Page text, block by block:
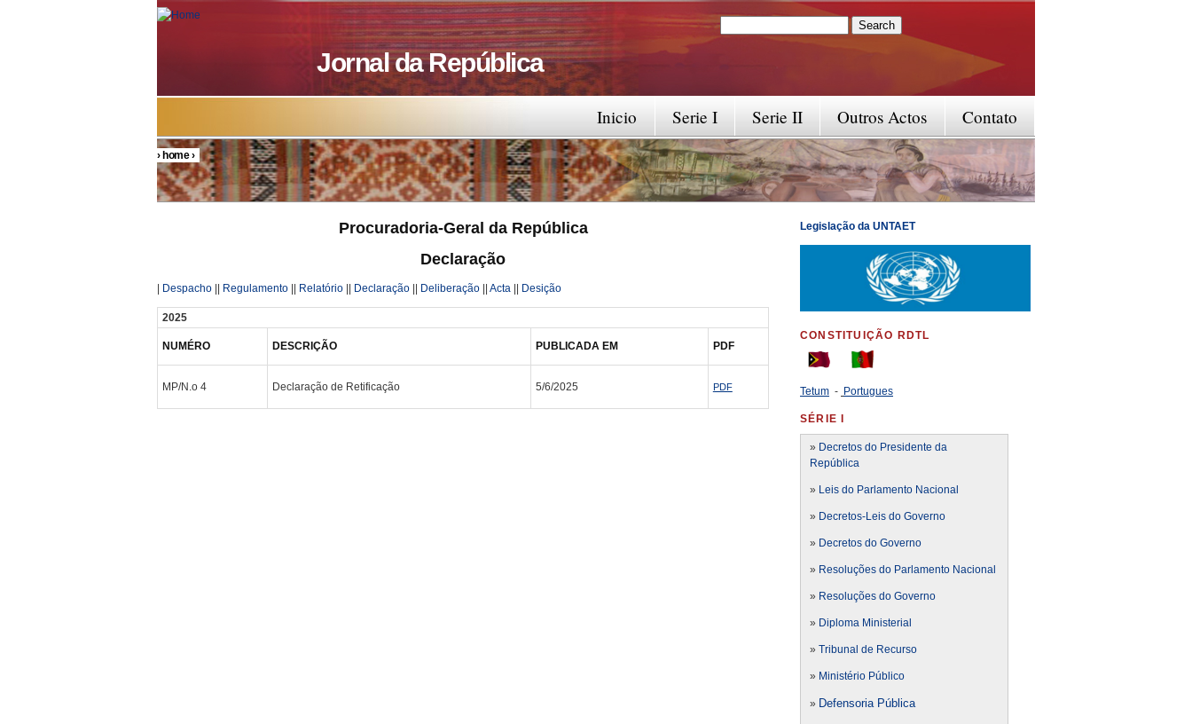
Jornal da República
Search form
Contato
Outros Actos
Serie II
Serie I
Inicio
You are here
›home›
Procuradoria-Geral da República
Declaração
| Despacho || Regulamento || Relatório || Declaração || Deliberação || Acta || Desição
2025
NUMÉRO DESCRIÇÃO PUBLICADA EM PDF
MP/N.o 4 Declaração de Retificação 5/6/2025 PDF
Legislação da UNTAET
CONSTITUIÇÃO RDTL
Tetum - Portugues
SÉRIE I
» Decretos do Presidente da
República
» Leis do Parlamento Nacional
» Decretos-Leis do Governo
» Decretos do Governo
» Resoluções do Parlamento Nacional
» Resoluções do Governo
» Diploma Ministerial
» Tribunal de Recurso
» Ministério Público
» Defensoria Pública